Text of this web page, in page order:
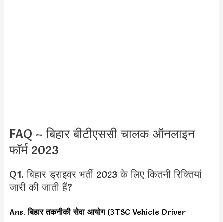
FAQ – बिहार बीटीएससी चालक ऑनलाइन
फॉर्म 2023
Q1. बिहार ड्राइवर भर्ती 2023 के लिए कितनी रिक्तियां
जारी की जाती हैं?
Ans.बिहार तकनीकी सेवा आयोग(BTSC Vehicle Driver